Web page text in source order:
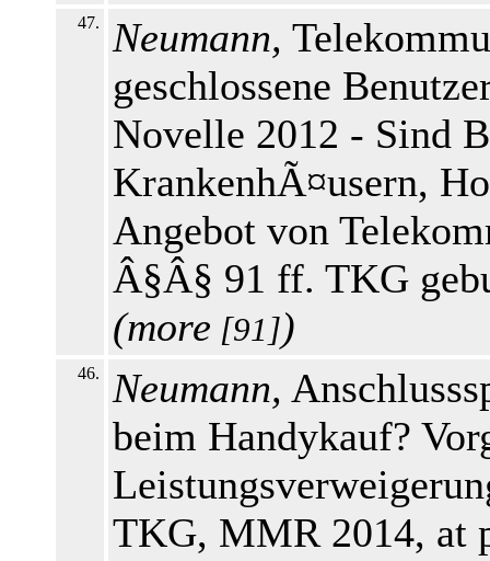
47. Neumann,
geschlossene
Novelle 2012 - Sind
KrankenhÃ¤usern,
Angebot von
Â§Â§ 91 ff. TKG
(more [91])
46. Neumann,
beim Handykauf?
TKG, MMR 2014, at